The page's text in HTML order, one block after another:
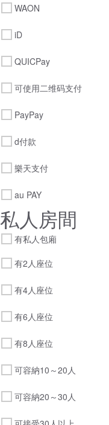
WAON
iD
QUICPay
可使用二维码支付
PayPay
d付款
樂天支付
au PAY
私人房間
有私人包廂
有2人座位
有4人座位
有6人座位
有8人座位
可容納10～20人
可容納20～30人